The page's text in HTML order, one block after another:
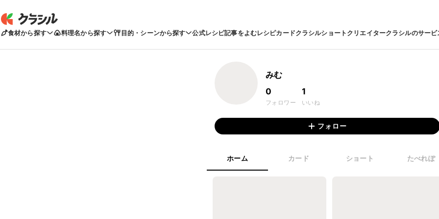
食材から探す 料理名から探す 目的・シーンから探す 公式レシピ記事をよむレシピカードクラシルショートクリエイタークラシルのサービ
みむ
0
フォロワー
1
いいね
フォロー
ホーム カード ショート たべれぽ